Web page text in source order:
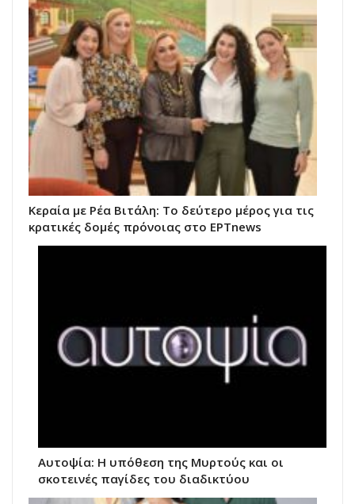
Κεραία με Ρέα Βιτάλη: Το δεύτερο μέρος για τις
κρατικές δομές πρόνοιας στο ΕΡΤnews
Αυτοψία: Η υπόθεση της Μυρτούς και οι
σκοτεινές παγίδες του διαδικτύου